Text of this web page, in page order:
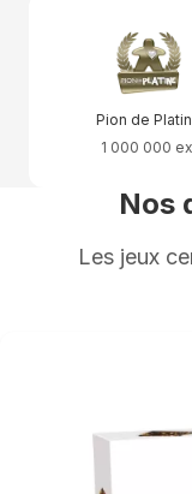
Pion de
1 000 000
Nos
Les jeux